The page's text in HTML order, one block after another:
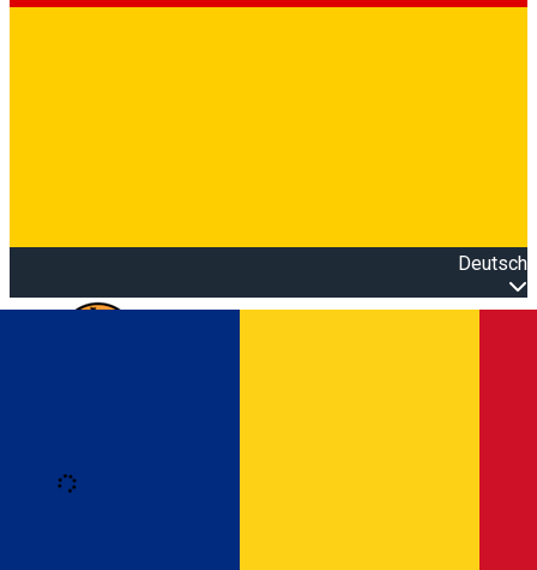
Deutsch